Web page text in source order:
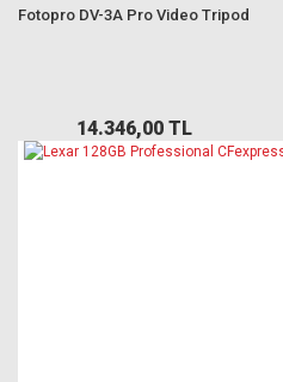
Fotopro DV-3A Pro Video Tripod
14.346,00 TL